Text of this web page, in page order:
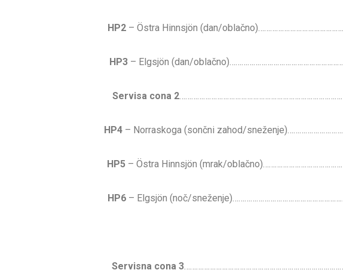
HP2 – Östra Hinnsjön (dan/
HP3– Elgsjön (dan/
Servisa cona 2
HP4 – Norraskoga (sončni zahod/
HP5 – Östra Hinnsjön (mrak/
HP6 – Elgsjön (noč/
Servisna cona 3